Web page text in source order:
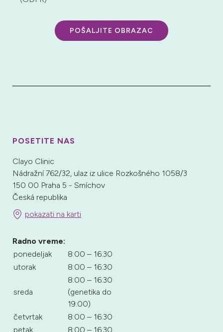
POŠALJITE OBRAZAC
POSETITE NAS
Clayo Clinic
Nádražní 762/32, ulaz iz ulice Rozkošného 1058/3
150 00 Praha 5 - Smíchov
Česká republika
pokazati na karti
Radno vreme:
ponedeljak
8:00 – 16:30
utorak
8:00 – 16:30
sreda
8:00 – 16:30
(genetika do
19:00)
četvrtak
8:00 – 16:30
petak
8:00 – 16:30